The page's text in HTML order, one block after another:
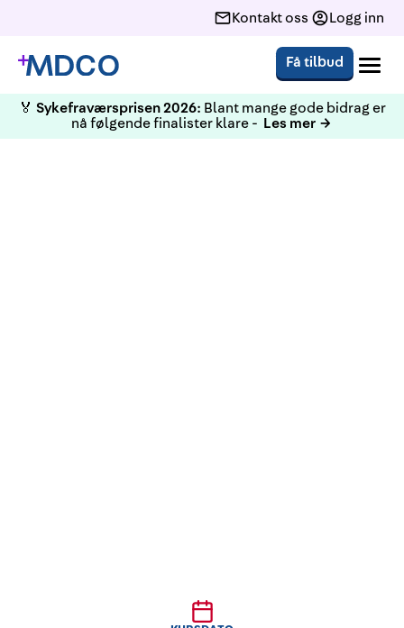
Kontakt oss Logg inn
Få tilbud
🏅 Sykefraværsprisen 2026: Blant mange gode bidrag er
nå følgende finalister klare -
Les mer →